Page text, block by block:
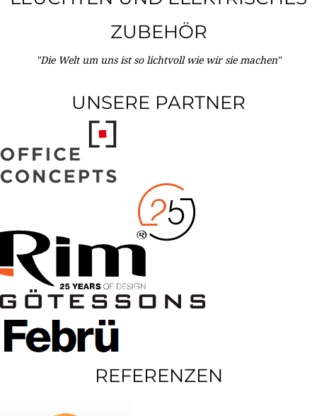
ZUBEHÖR
"Die Welt um uns ist so lichtvoll wie wir sie machen"
UNSERE PARTNER
REFERENZEN